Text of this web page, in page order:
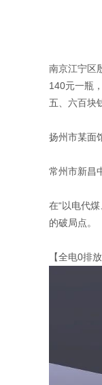
南京江宁区
140元一瓶
五、六百块
扬州市某面
常州市新昌
在“以电代
的破局点。
【全电0排